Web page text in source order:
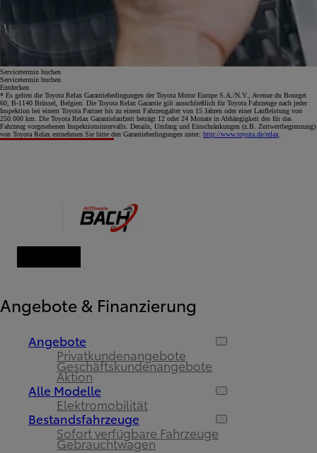
Servicetermin buchen
Servicetermin buchen
Entdecken
* Es gelten die Toyota Relax Garantiebedingungen der Toyota Motor Europe S.A./N.V., Avenue du Bourget
60, B-1140 Brüssel, Belgien. Die Toyota Relax Garantie gilt ausschließlich für Toyota Fahrzeuge nach jeder
Inspektion bei einem Toyota Partner bis zu einem Fahrzeugalter von 15 Jahren oder einer Laufleistung von
250.000 km. Die Toyota Relax Garantielaufzeit beträgt 12 oder 24 Monate in Abhängigkeit des für das
Fahrzeug vorgesehenen Inspektionsintervalls. Details, Umfang und Einschränkungen (z.B. Zeitwertbegrenzung)
von Toyota Relax entnehmen Sie bitte den Garantiebedingungen unter: http://www.toyota.de/relax.
Angebote & Finanzierung
Angebote
Privatkundenangebote
Geschäftskundenangebote
Aktion
Alle Modelle
Elektromobilität
Bestandsfahrzeuge
Sofort verfügbare Fahrzeuge
Gebrauchtwagen